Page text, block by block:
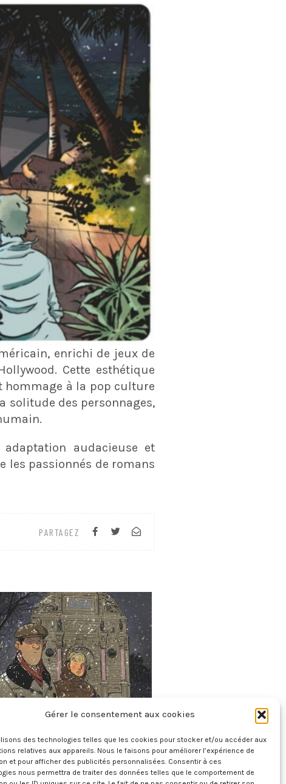
Gérer le consentement aux cookies
des technologies telles que les cookies pour stocker et/ou accéder aux
relatives aux appareils. Nous le faisons pour améliorer l’expérience de
et pour afficher des publicités personnalisées. Consentir à ces
nous permettra de traiter des données telles que le comportement de
enrichi de jeux de
Cette esthétique
hommage à la pop culture
solitude des personnages,
audacieuse et
les passionnés de romans
PARTAGEZ
8 août 2026